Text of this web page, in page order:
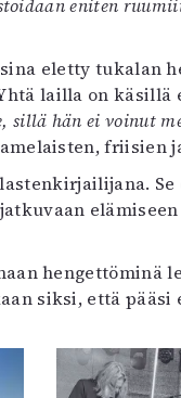
eniten
eletty tukalan
lailla on
sillä hän ei voinut
friisien
hengettöminä
siksi, että